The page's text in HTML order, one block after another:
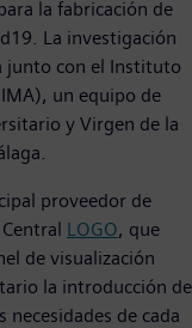
la fabricación de
La investigación
junto con el Instituto
un equipo de
y Virgen de la
proveedor de
LOGO, que
de visualización
la introducción de
de cada